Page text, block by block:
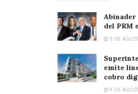
Abinader
del PRM
9 DE
emite
cobro
9 DE